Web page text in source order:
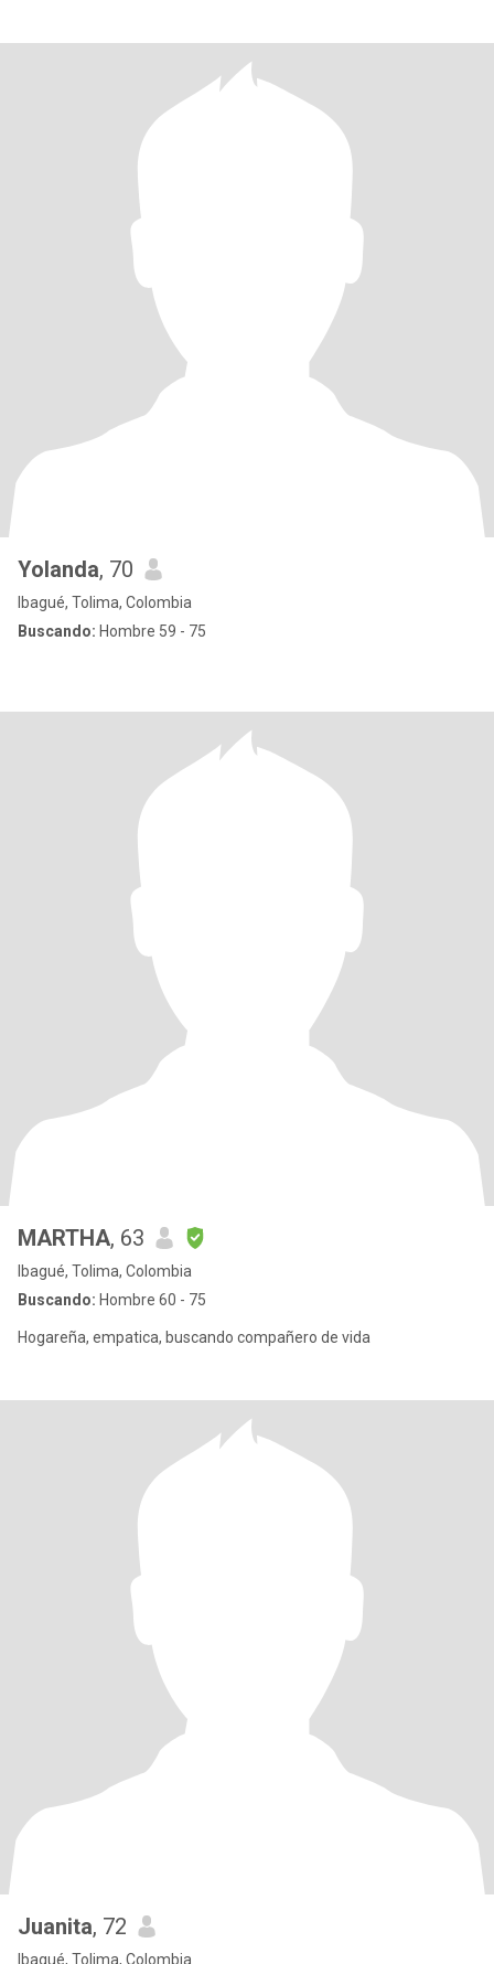
Yolanda, 70
Ibagué, Tolima, Colombia
Buscando: Hombre 59 - 75
MARTHA, 63
Ibagué, Tolima, Colombia
Buscando: Hombre 60 - 75
Hogareña, empatica, buscando compañero de vida
Juanita, 72
Ibagué, Tolima, Colombia